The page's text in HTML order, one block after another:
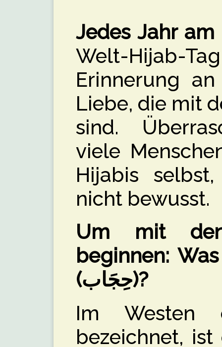
Jedes Jahr am
Welt-Hijab-
Erinnerung
Liebe, die mit
sind.
viele
Hijabis
nicht bewusst.
Um mit
beginnen:
(
حِجَاب)?
Im Westen
bezeichnet,